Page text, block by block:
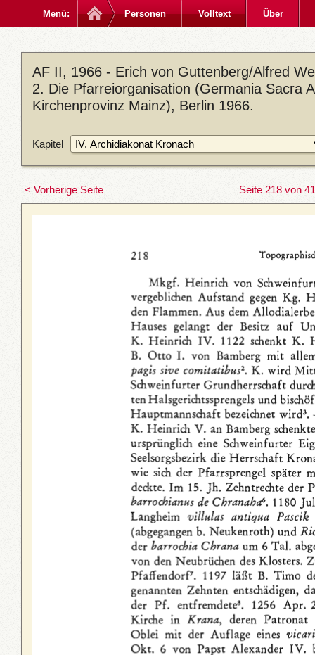
Menü: Personen Volltext Über
AF II, 1966 - Erich von Guttenberg/Alfred
2. Die Pfarreiorganisation (Germania Sacra
Kirchenprovinz Mainz), Berlin 1966.
Kapitel
< Vorherige Seite Seite 218 von